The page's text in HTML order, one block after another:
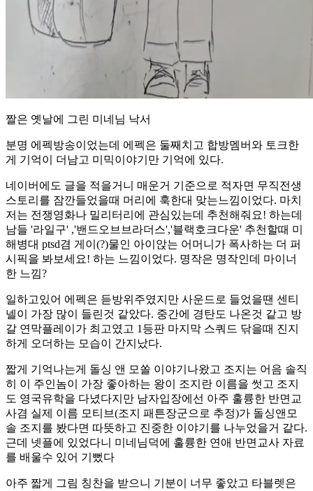
짤은 옛날에 그린 미네님 낙서
분명 에펙방송이었는데 에펙은 둘째치고 합방멤버와 토크한
게 기억이 더남고 미믹이야기만 기억에 있다.
네이버에도 글을 적을거니 매운거 기준으로 적자면 무직전생
스토리를 잠깐들었을때 머리에 훅한대 맞는느낌이었다. 마치
저는 전쟁영화나 밀리터리에 관심있는데 추천해줘요! 하는데
남들 '라일구' ,'밴드오브브라더스','블랙호크다운' 추천할때 미
해병대 ptsd겸 게이(?)물인 아이앉는 어머니가 폭사하는 더 퍼
시픽을 봐보세요! 하는 느낌이었다. 명작은 명작인데 마이너
한 느낌?
일하고있어 에펙은 듣방위주였지만 사운드로 들었을땐 센티
넬이 가장 많이 들린것 같았다. 중간에 경탄도 나온것 같고 방
갈 연막플레이가 최고였고 1등판 마지막 스쿼드 닦을때 진지
하게 오더하는 모습이 간지났다.
짧게 기억나는게 돌싱 앤 모쏠 이야기나왔고 조지는 어음 솔직
히 이 주인놈이 가장 좋아하는 왕이 조지란 이름을 썻고 조지
도 영국유학을 다녔다지만 남자입장에선 아주 훌륭한 반면교
사겸 실제 이름 모티브(조지 패튼장군으로 추정)가 돌싱앤모
솔 조지를 봤다면 따뜻하고 진중한 이야기를 나누었을거 같다.
근데 넷플에 있었다니 미네님덕에 훌륭한 연애 반면교사 자료
를 배울수 있어 기뻤다
아주 짧게 그림 칭찬을 받으니 기분이 너무 좋았고 타블렛은